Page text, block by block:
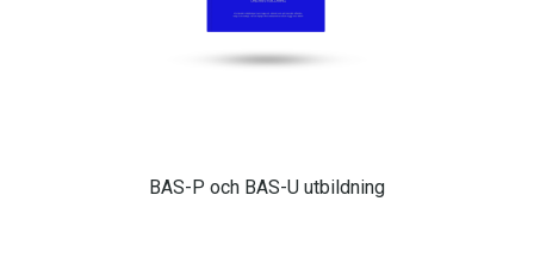
BAS-P och BAS-U utbildning